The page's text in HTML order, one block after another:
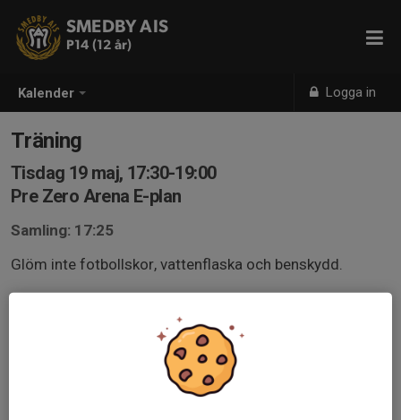
Kalender Logga in
SMEDBY AIS
P14 (12 år)
Träning
Tisdag 19 maj, 17:30-19:00
Pre Zero Arena E-plan
Samling: 17:25
Glöm inte fotbollskor, vattenflaska och benskydd.
kan komma eller ej, för att träningen ska kunna planeras
och genomföras på bästa sätt.
Ha gärna svarta kläder. Svart tröja och svarta shorts.